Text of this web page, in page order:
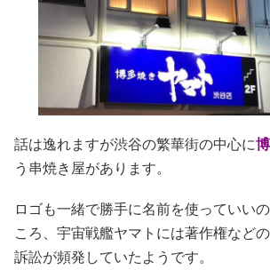
話は逸れますが渋谷の繁華街の中心に
う串焼き屋があります。
ロゴも一緒で勝手に名前を使っていい
ころ、宇宙戦艦ヤマトには著作権など
訴訟が頻発していたようです。